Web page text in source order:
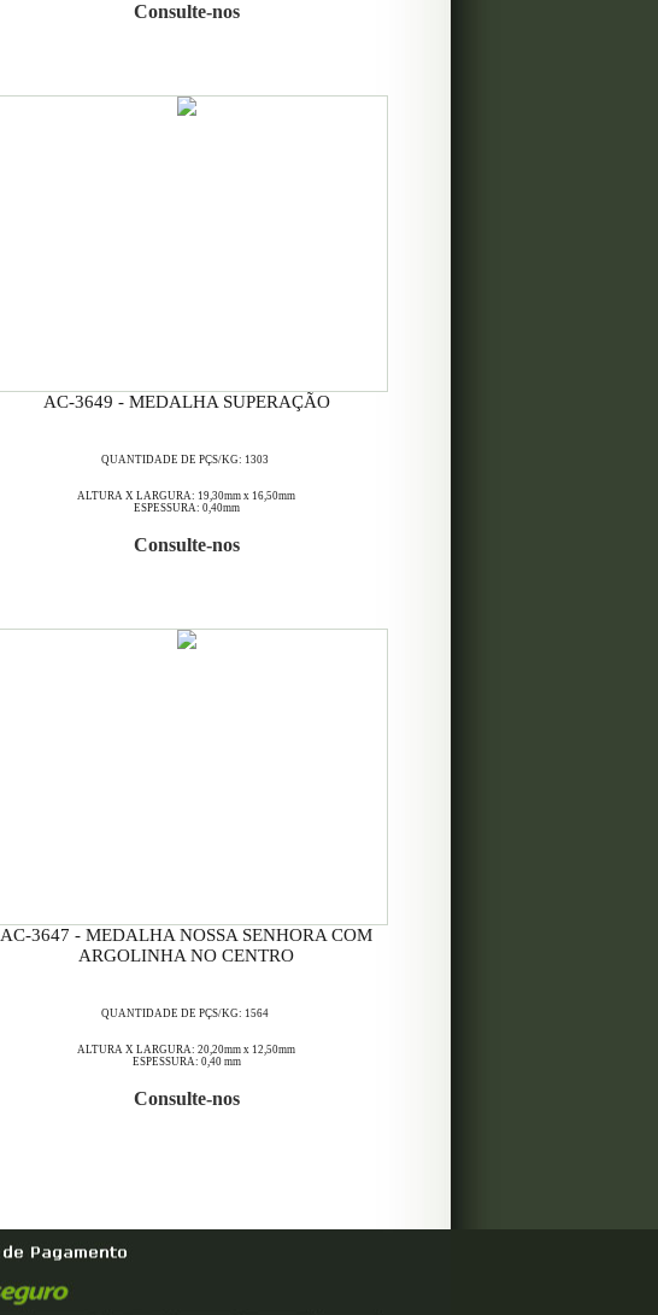
Consulte-nos
AC-3649 - MEDALHA SUPERAÇÃO
QUANTIDADE DE PÇS/KG: 1303
ALTURA X LARGURA: 19,30mm x 16,50mm
ESPESSURA: 0,40mm
Consulte-nos
AC-3647 - MEDALHA NOSSA SENHORA COM
ARGOLINHA NO CENTRO
QUANTIDADE DE PÇS/KG: 1564
ALTURA X LARGURA: 20,20mm x 12,50mm
ESPESSURA: 0,40 mm
Consulte-nos